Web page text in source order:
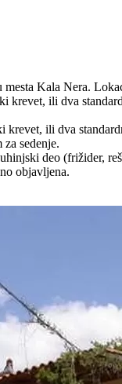
Kala Nera.
krevet, ili dva
ili dva
sedenje.
deo (frižider,
objavljena.